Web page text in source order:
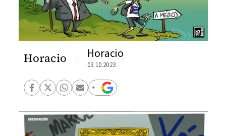
Horacio Horacio
03.10.2023